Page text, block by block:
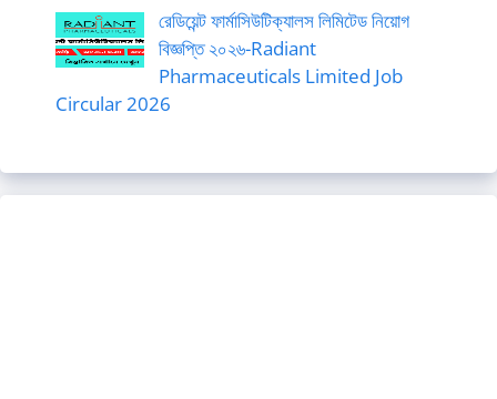
রেডিয়েন্ট ফার্মাসিউটিক্যালস লিমিটেড নিয়োগ
বিজ্ঞপ্তি ২০২৬-Radiant
Pharmaceuticals Limited Job
Circular 2026